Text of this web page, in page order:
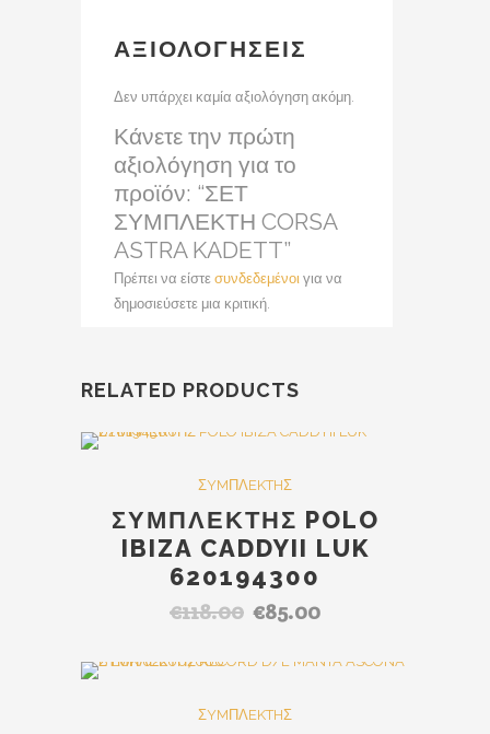
ΑΞΙΟΛΟΓΉΣΕΙΣ
Δεν υπάρχει καμία αξιολόγηση ακόμη.
Κάνετε την πρώτη
αξιολόγηση για το
προϊόν: “ΣΕΤ
ΣΥΜΠΛΕΚΤΗ CORSA
ASTRA KADETT”
Πρέπει να είστε συνδεδεμένοι για να
δημοσιεύσετε μια κριτική.
RELATED PRODUCTS
ΣYMΠΛEKTHΣ
ΣΥΜΠΛΕΚΤΗΣ POLO
IBIZA CADDYII LUK
620194300
€118.00 Original
was:
€85.00Η
τιμή
ΣYMΠΛEKTHΣ